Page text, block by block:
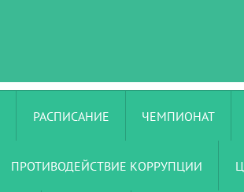
РАСПИСАНИЕ ЧЕМПИОНАТ
ПРОТИВОДЕЙСТВИЕ КОРРУПЦИИ